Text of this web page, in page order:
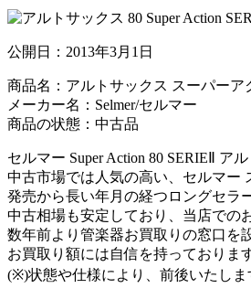
公開日： 2013年3月1日
商品名：アルトサックス スーパーア
メーカー名：Selmer/セルマー
商品の状態：中古品
セルマー Super Action 80 SERIEⅡ ア
中古市場では人気の高い、セルマー
発売から長い年月の経つロングセラ
中古相場も安定しており、当店での
数年前より管楽器お買取りの窓口を
お買取り額には自信を持っておりま
(※)状態や仕様により、前後いたしま